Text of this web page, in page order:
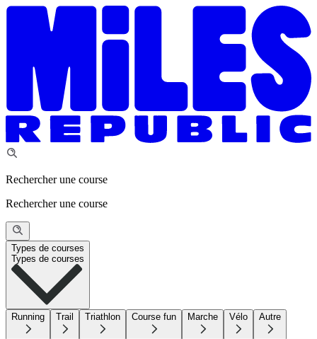
Rechercher une course
Rechercher une course
Types de courses
Types de courses
Running Trail Triathlon Course fun Marche Vélo Autre